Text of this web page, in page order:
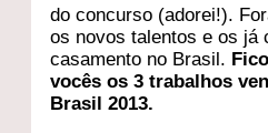
do concurso (adorei!).
os novos talentos e os já
casamento no Brasil.
vocês os 3 trabalhos
Brasil 2013.